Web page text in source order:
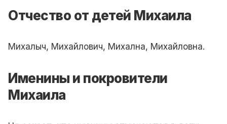
Отчество от детей Михаила
Михалыч, Михайлович, Михална, Михайловна.
Именины и покровители
Михаила